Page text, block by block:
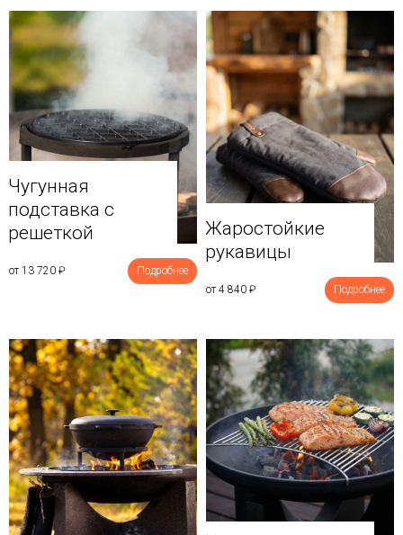
Чугунная
подставка с
решеткой
от 13 720 ₽ Подробнее
Жаростойкие
рукавицы
от 4 840 ₽ Подробнее